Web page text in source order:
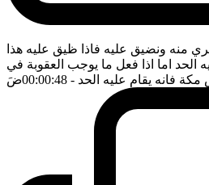
منه ونضيق عليه فاذا ظيق عليه هذا
الحد اما اذا فعل ما يوجب العقوبة في
فانه يقام عليه الحد - 00:00:48 ضَ